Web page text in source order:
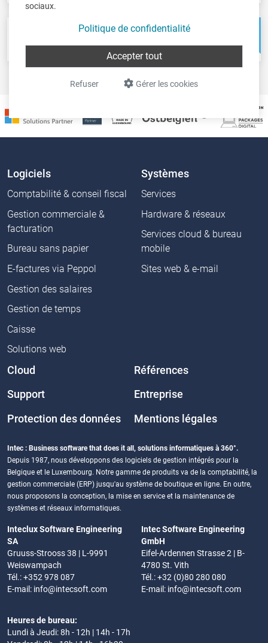
sociaux.
Politique de confidentialité
Gérer les cookies
Refuser
Accepter tout
Caisse
Net-in
Solutions web
Logiciels
Comptabilité & conseil fiscal
Gestion commerciale &
facturation
Bureau sans papier
E-factures via Peppol
Gestion des salaires
Gestion de temps
Caisse
Solutions web
Systèmes
Services
Hardware & réseaux
Services cloud & bureau
mobile
Sites web & e-mail
Cloud Références
Support Entreprise
Protection des données Mentions légales
Intec : Business software that does it all, solutions informatiques à 360°.
Depuis 1987, nous développons des logiciels de gestion intégrés pour la
Belgique et le Luxembourg. Notre gamme de produits va de la comptabilité, la
gestion commerciale (ERP) jusqu'au système de boutique en ligne. En outre,
nous proposons la conception, la mise en service et la maintenance de
systèmes et réseaux informatiques.
Inteclux Software Engineering
SA
Gruuss-Strooss 38 | L-9991
Weiswampach
Tél.: +352 978 087
E-mail: info@intecsoft.com
Intec Software Engineering
GmbH
Eifel-Ardennen Strasse 2 | B-
4780 St. Vith
Tél.: +32 (0)80 280 080
E-mail: info@intecsoft.com
Heures de bureau:
Lundi à Jeudi: 8h - 12h | 14h - 17h